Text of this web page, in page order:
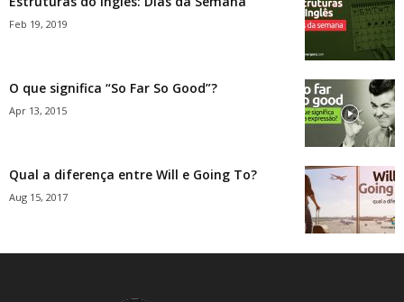
Feb 19, 2019
O que significa “So Far So Good”?
Apr 13, 2015
Qual a diferença entre Will e Going To?
Aug 15, 2017